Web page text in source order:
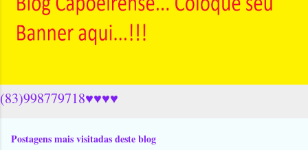
(83)998779718♥♥♥♥
Postagens mais visitadas deste blog